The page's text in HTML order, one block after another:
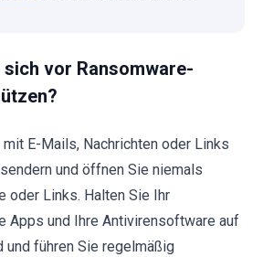
sich vor Ransomware-
E-Mails, Nachrichten oder Links
und öffnen Sie niemals
oder Links. Halten Sie Ihr
Apps und Ihre Antivirensoftware auf
und führen Sie regelmäßig